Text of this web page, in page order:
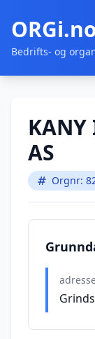
Bedrifts- og
KANY
AS
Orgnr: